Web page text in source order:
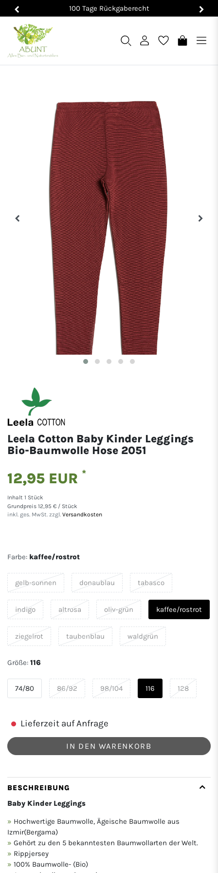
100 Tage Rückgaberecht
Leela Cotton Baby Kinder Leggings
Bio-Baumwolle Hose 2051
12,95 EUR *
Inhalt 1 Stück
Grundpreis 12,95 € / Stück
inkl. ges. MwSt. zzgl. Versandkosten
Farbe: kaffee/rostrot
gelb-sonnen donaublau tabasco
indigo altrosa oliv-grün kaffee/rostrot
ziegelrot taubenblau waldgrün
Größe: 116
74/80 86/92 98/104 116 128
Lieferzeit auf Anfrage
IN DEN WARENKORB
BESCHREIBUNG
Baby Kinder Leggings
Hochwertige Baumwolle, Ägeische Baumwolle aus
Izmir(Bergama)
Gehört zu den 5 bekanntesten Baumwollarten der Welt.
Rippjersey
100% Baumwolle- (Bio)